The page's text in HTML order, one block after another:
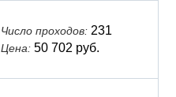
Число проходов: 231
Цена: 50 702 руб.